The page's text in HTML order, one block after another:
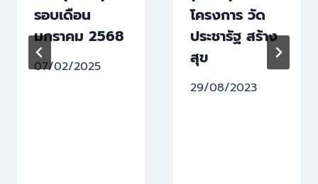
รอบเดือน
มกราคม 2568
07/02/2025
โครงการ วัด
ประชารัฐ สร้าง
สุข
29/08/2023